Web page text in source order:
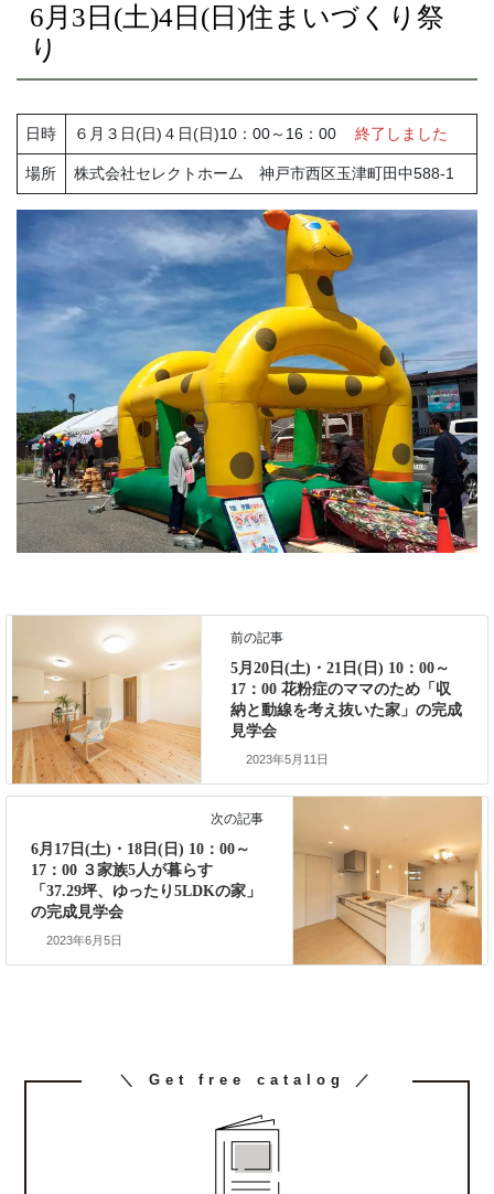
6月3日(土)4日(日)住まいづくり祭
り
日時 ６月３日(日)４日(日)10：00～16：00 終了しました
場所 株式会社セレクトホーム 神戸市西区玉津町田中588-1
前の記事
5月20日(土)・21日(日) 10：00～
17：00 花粉症のママのため「収
納と動線を考え抜いた家」の完成
見学会
2023年5月11日
次の記事
6月17日(土)・18日(日) 10：00～
17：00 ３家族5人が暮らす
「37.29坪、ゆったり5LDKの家」
の完成見学会
2023年6月5日
カ
＼ Get free catalog ／